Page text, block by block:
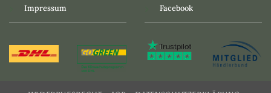
Impressum Facebook